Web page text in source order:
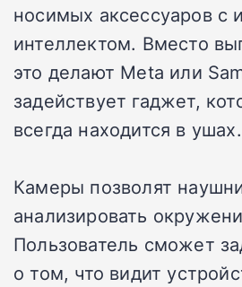
носимых аксессуаров с
интеллектом. Вместо
это делают Meta или
задействует гаджет,
всегда находится в ушах.
Камеры позволят
анализировать
Пользователь сможет
о том, что видит